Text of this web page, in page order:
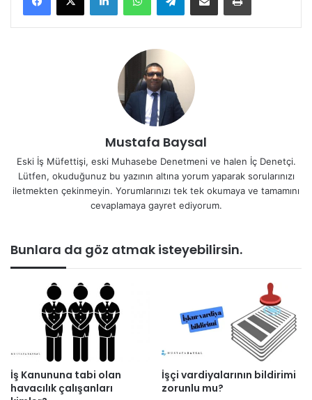
Mustafa Baysal
Eski İş Müfettişi, eski Muhasebe Denetmeni ve halen İç Denetçi.
Lütfen, okuduğunuz bu yazının altına yorum yaparak sorularınızı
iletmekten çekinmeyin. Yorumlarınızı tek tek okumaya ve tamamını
cevaplamaya gayret ediyorum.
Bunlara da göz atmak isteyebilirsin.
İş Kanununa tabi olan
havacılık çalışanları
İşçi vardiyalarının bildirimi
zorunlu mu?